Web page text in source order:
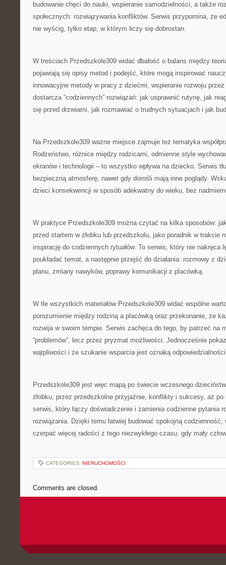
budowanie chęci do nauki, wspieranie samodzielności, a także
społecznych: rozwiązywania konfliktów. Serwis przypomina, że
nie wyścig, tylko etap, w którym liczy się dobrostan.
W treściach Przedszkole309 widać dbałość o balans między
pojawiają się opisy metod i podejść, które mogą inspirować
innowacyjne metody w pracy z dziećmi, wspieranie rozwoju
dostarcza “codziennych” rozwiązań: jak usprawnić rutynę, jak
się przed drzwiami, jak rozmawiać o trudnych sytuacjach i jak
Na Przedszkole309 ważne miejsce zajmuje też tematyka
Rodzeństwo, różnice między rodzicami, odmienne style
ekranów i technologii – to wszystko wpływa na dziecko. Serwis
bezpieczną atmosferę, nawet gdy dorośli mają inne poglądy.
dzieci konsekwencji w sposób adekwatny do wieku, bez
W praktyce Przedszkole309 można czytać na kilka sposobów:
przed startem w żłobku lub przedszkolu, jako poradnik w trakcie
inspirację do codziennych rytuałów. To serwis, który nie nakręca
poukładać temat, a następnie przejść do działania: rozmowy z
planu, zmiany nawyków, poprawy komunikacji z placówką.
W tle wszystkich materiałów Przedszkole309 widać wspólne
porozumienie między rodziną a placówką oraz przekonanie, że
rozwija w swoim tempie. Serwis zachęca do tego, by patrzeć na
“problemów”, lecz przez pryzmat możliwości. Jednocześnie
wątpliwości i że szukanie wsparcia jest oznaką
Przedszkole309 jest więc mapą po świecie wczesnego
żłobku, przez przedszkolne przyjaźnie, konflikty i sukcesy, aż
serwis, który łączy doświadczenie i zamienia codzienne pytania
rozwiązania. Dzięki temu łatwiej budować spokojną
czerpać więcej radości z tego niezwykłego czasu, gdy mały
CATEGORIES: NIERUCHOMOŚCI
Comments are closed.